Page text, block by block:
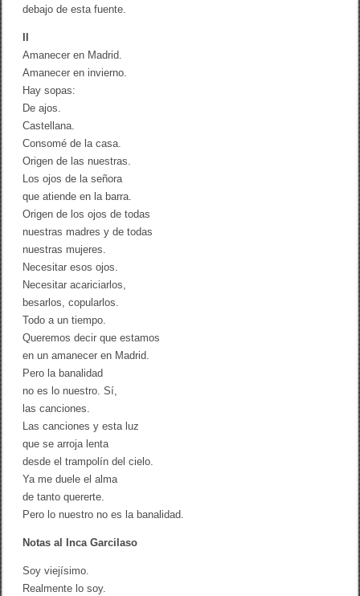
debajo de esta fuente.
Amanecer en Madrid.
Amanecer en invierno.
Hay sopas:
De ajos.
Castellana.
Consomé de la casa.
Origen de las nuestras.
Los ojos de la señora
que atiende en la barra.
Origen de los ojos de todas
nuestras madres y de todas
nuestras mujeres.
Necesitar esos ojos.
Necesitar acariciarlos,
besarlos, copularlos.
Todo a un tiempo.
Queremos decir que estamos
en un amanecer en Madrid.
Pero la banalidad
no es lo nuestro. Sí,
las canciones.
Las canciones y esta luz
que se arroja lenta
desde el trampolín del cielo.
Ya me duele el alma
de tanto quererte.
Pero lo nuestro no es la banalidad.
Notas al Inca Garcilaso
Soy viejísimo.
Realmente lo soy.